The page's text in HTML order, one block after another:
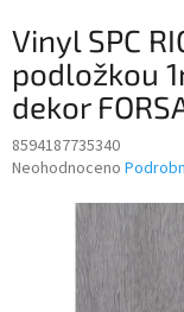
Vinyl SPC
podložkou
dekor
8594187735340
Průměrné
Neohodnoceno